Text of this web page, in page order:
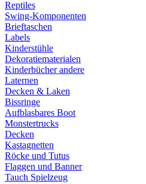
Reptiles
Swing-Komponenten
Brieftaschen
Labels
Kinderstühle
Dekoratiematerialen
Kinderbücher andere
Laternen
Decken & Laken
Bissringe
Aufblasbares Boot
Monstertrucks
Decken
Kastagnetten
Röcke und Tutus
Flaggen und Banner
Tauch Spielzeug